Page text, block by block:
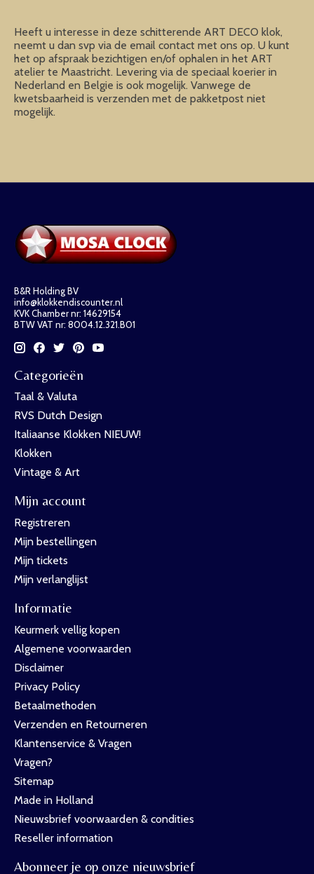
Heeft u interesse in deze schitterende ART DECO klok,
neemt u dan svp via de email contact met ons op. U kunt
het op afspraak bezichtigen en/of ophalen in het ART
atelier te Maastricht. Levering via de speciaal koerier in
Nederland en Belgie is ook mogelijk. Vanwege de
kwetsbaarheid is verzenden met de pakketpost niet
mogelijk.
B&R Holding BV
info@klokkendiscounter.nl
KVK Chamber nr: 14629154
BTW VAT nr: 8004.12.321.B01
Categorieën
Taal & Valuta
RVS Dutch Design
Italiaanse Klokken NIEUW!
Klokken
Vintage & Art
Mijn account
Registreren
Mijn bestellingen
Mijn tickets
Mijn verlanglijst
Informatie
Keurmerk vellig kopen
Algemene voorwaarden
Disclaimer
Privacy Policy
Betaalmethoden
Verzenden en Retourneren
Klantenservice & Vragen
Vragen?
Sitemap
Made in Holland
Nieuwsbrief voorwaarden & condities
Reseller information
Abonneer je op onze nieuwsbrief